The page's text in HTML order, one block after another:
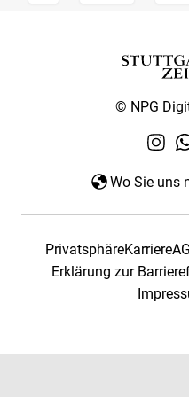
© NPG
Wo Sie uns
PrivatsphäreKarriere
Erklärung zur